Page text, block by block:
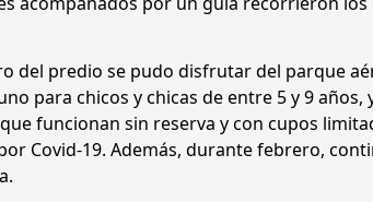
del predio se pudo disfrutar del parque
para chicos y chicas de entre 5 y 9
funcionan sin reserva y con cupos
Covid-19. Además, durante febrero,